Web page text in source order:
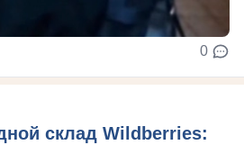
0
склад Wildberries: